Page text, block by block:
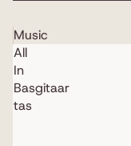
Music
All
In
Basgitaar
tas